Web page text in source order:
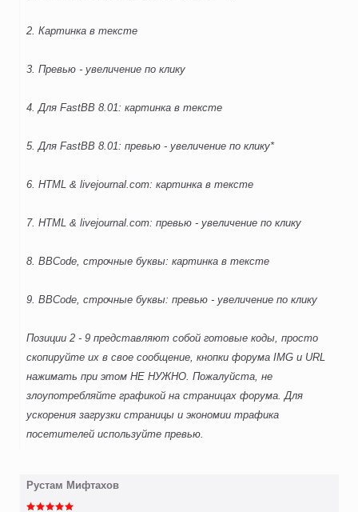
2. Картинка в тексте
3. Превью - увеличение по клику
4. Для FastBB 8.01: картинка в тексте
5. Для FastBB 8.01: превью - увеличение по клику*
6. HTML & livejournal.com: картинка в тексте
7. HTML & livejournal.com: превью - увеличение по клику
8. BBCode, строчные буквы: картинка в тексте
9. BBCode, строчные буквы: превью - увеличение по клику
Позиции 2 - 9 представляют собой готовые коды, просто
скопируйте их в свое сообщение, кнопки форума IMG и URL
нажимать при этом НЕ НУЖНО. Пожалуйста, не
злоупотребляйте графикой на страницах форума. Для
ускорения загрузки страницы и экономии трафика
посетителей используйте превью.
Рустам Мифтахов